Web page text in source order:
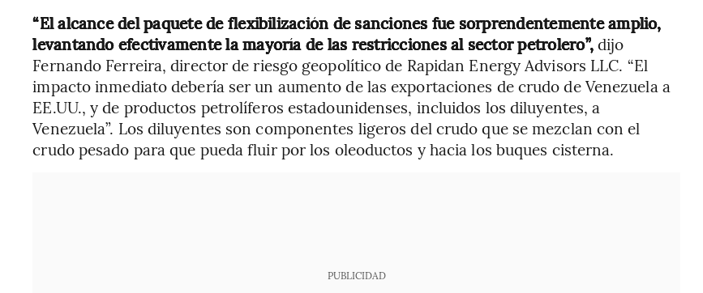
“El alcance del paquete de flexibilización de sanciones fue sorprendentemente amplio,
levantando efectivamente la mayoría de las restricciones al sector petrolero”,dijo
Fernando Ferreira, director de riesgo geopolítico de Rapidan Energy Advisors LLC. “El
impacto inmediato debería ser un aumento de las exportaciones de crudo de Venezuela a
EE.UU., y de productos petrolíferos estadounidenses, incluidos los diluyentes, a
Venezuela”. Los diluyentes son componentes ligeros del crudo que se mezclan con el
crudo pesado para que pueda fluir por los oleoductos y hacia los buques cisterna.
PUBLICIDAD